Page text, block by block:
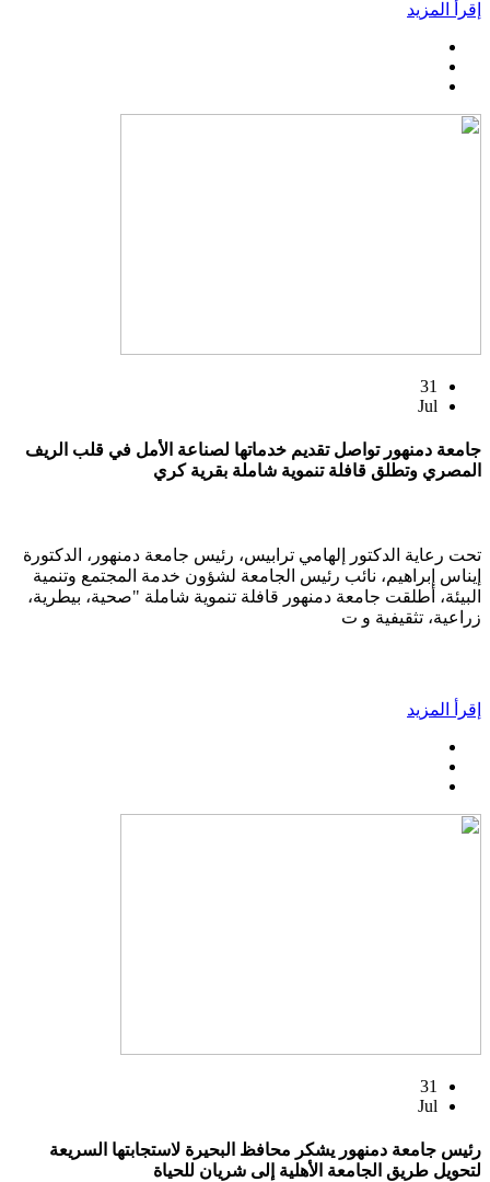
إقرأ المزيد
31
Jul
جامعة دمنهور تواصل تقديم خدماتها لصناعة الأمل في قلب الريف
المصري وتطلق قافلة تنموية شاملة بقرية كري
تحت رعاية الدكتور إلهامي ترابيس، رئيس جامعة دمنهور، الدكتورة
إيناس إبراهيم، نائب رئيس الجامعة لشؤون خدمة المجتمع وتنمية
البيئة، أطلقت جامعة دمنهور قافلة تنموية شاملة "صحية، بيطرية،
زراعية، تثقيفية و ت
إقرأ المزيد
31
Jul
رئيس جامعة دمنهور يشكر محافظ البحيرة لاستجابتها السريعة
لتحويل طريق الجامعة الأهلية إلى شريان للحياة